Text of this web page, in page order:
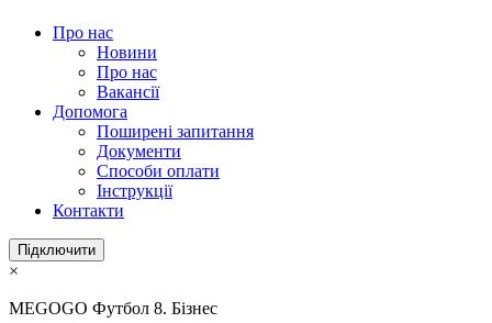
Про нас
Новини
Про нас
Вакансії
Допомога
Поширені запитання
Документи
Способи оплати
Інструкції
Контакти
Підключити
×
MEGOGO Футбол 8. Бізнес